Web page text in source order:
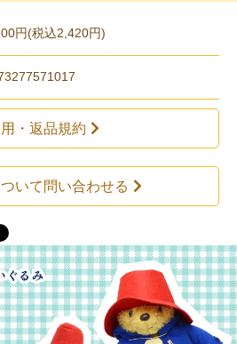
円(税込2,420円)
・返品規約
いて問い合わせる